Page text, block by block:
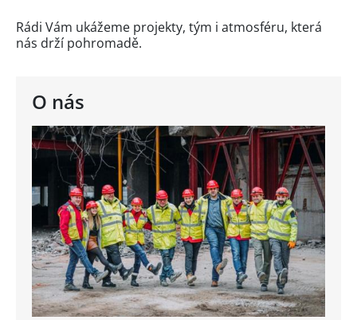
O nás
Rádi Vám ukážeme projekty, tým i atmosféru, která
nás drží pohromadě.